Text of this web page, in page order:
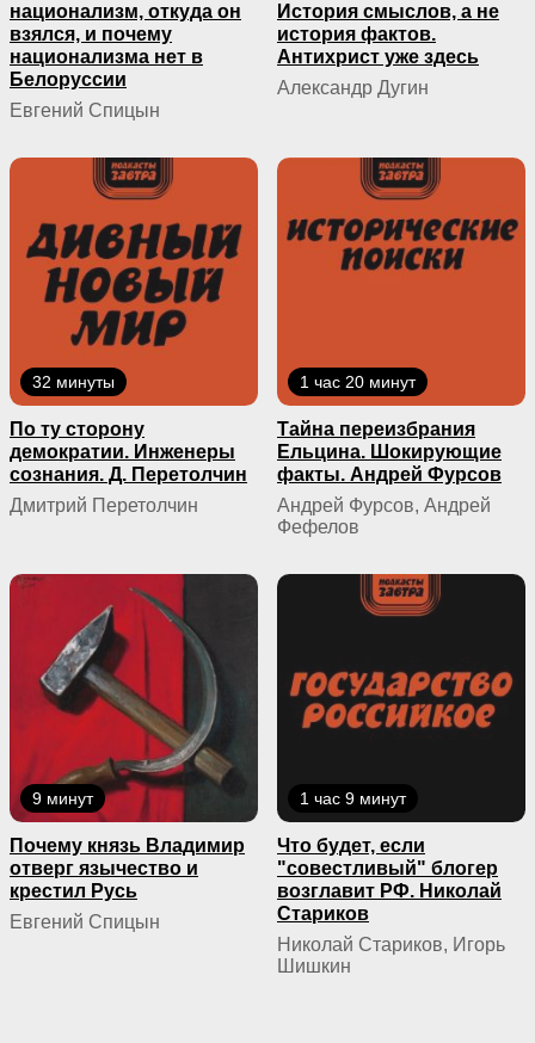
национализм, откуда он
взялся, и почему
национализма нет в
Белоруссии
Евгений Спицын
История смыслов, а не
история фактов.
Антихрист уже здесь
Александр Дугин
32 минуты
По ту сторону
демократии. Инженеры
сознания. Д. Перетолчин
Дмитрий Перетолчин
1 час 20 минут
Тайна переизбрания
Ельцина. Шокирующие
факты. Андрей Фурсов
Андрей Фурсов, Андрей
Фефелов
9 минут
Почему князь Владимир
отверг язычество и
крестил Русь
Евгений Спицын
1 час 9 минут
Что будет, если
"совестливый" блогер
возглавит РФ. Николай
Стариков
Николай Стариков, Игорь
Шишкин